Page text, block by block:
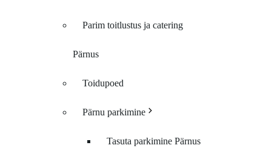
Parim toitlustus ja catering
Pärnus
Toidupoed
Pärnu parkimine
Tasuta parkimine Pärnus